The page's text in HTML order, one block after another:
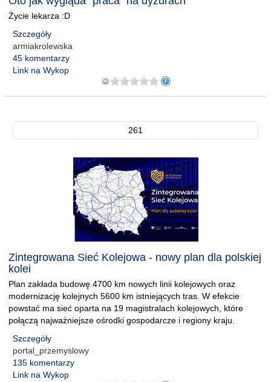
Życie lekarza :D
Szczegóły
armiakrolewska
45 komentarzy
Link na Wykop
261
Zintegrowana Sieć Kolejowa - nowy plan dla polskiej
kolei
Plan zakłada budowę 4700 km nowych linii kolejowych oraz
modernizację kolejnych 5600 km istniejących tras. W efekcie
powstać ma sieć oparta na 19 magistralach kolejowych, które
połączą najważniejsze ośrodki gospodarcze i regiony kraju.
Szczegóły
portal_przemyslowy
135 komentarzy
Link na Wykop